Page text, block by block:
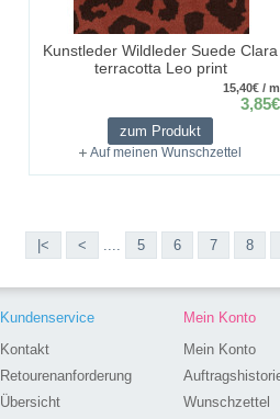
Kunstleder Wildleder Suede Clara
terracotta Leo print
15,40€ / m
3,85€
zum Produkt
Auf meinen Wunschzettel
|< < .... 5 6 7 8
Mein Konto
Mein Konto
Wunschzettel
Kundenservice
Kontakt
Retourenanforderung
Übersicht